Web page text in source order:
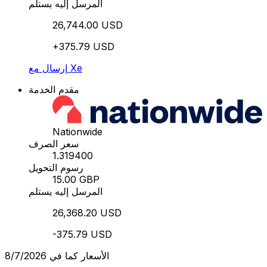
المرسل إليه يستلم
26,744.00 USD
+375.79 USD
إرسال مع Xe
مقدم الخدمة
Nationwide
سعر الصرف
1.319400
رسوم التحويل
15.00 GBP
المرسل إليه يستلم
26,368.20 USD
-375.79 USD
الأسعار كما في 8/7/2026